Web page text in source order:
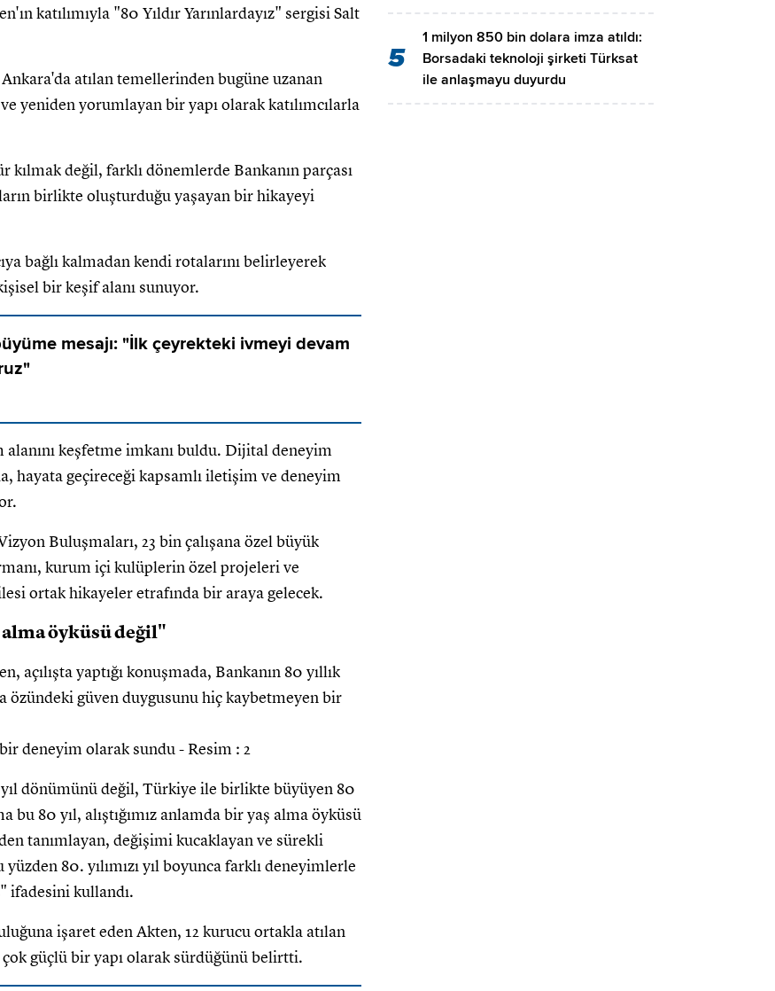
katılımıyla "80 Yıldır Yarınlardayız" sergisi Salt
atılan temellerinden bugüne uzanan
yeniden yorumlayan bir yapı olarak katılımcılarla
değil, farklı dönemlerde Bankanın parçası
birlikte oluşturduğu yaşayan bir hikayeyi
bağlı kalmadan kendi rotalarını belirleyerek
bir keşif alanı sunuyor.
mesajı: "İlk çeyrekteki ivmeyi devam
keşfetme imkanı buldu. Dijital deneyim
hayata geçireceği kapsamlı iletişim ve deneyim
Buluşmaları, 23 bin çalışana özel büyük
kurum içi kulüplerin özel projeleri ve
ortak hikayeler etrafında bir araya gelecek.
alma öyküsü değil"
yaptığı konuşmada, Bankanın 80 yıllık
güven duygusunu hiç kaybetmeyen bir
dönümünü değil, Türkiye ile birlikte büyüyen 80
80 yıl, alıştığımız anlamda bir yaş alma öyküsü
tanımlayan, değişimi kucaklayan ve sürekli
80. yılımızı yıl boyunca farklı deneyimlerle
ifadesini kullandı.
işaret eden Akten, 12 kurucu ortakla atılan
güçlü bir yapı olarak sürdüğünü belirtti.
5
1 milyon 850 bin dolara imza atıldı:
Borsadaki teknoloji şirketi Türksat
ile anlaşmayu duyurdu